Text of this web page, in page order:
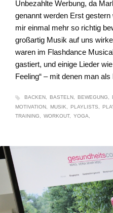
Unbezahlte Werbung, da
genannt werden Erst gestern
mir einmal mehr so richtig
großartig Musik auf uns
waren im Flashdance
gastiert, und einige Lieder
Feeling“ – mit denen man
BACKEN BASTELN BEWEGUNG
MOTIVATION
MUSIK PLAYLISTS
TRAINING
WORKOUT YOGA